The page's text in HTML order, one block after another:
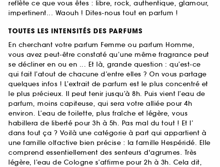
reflète ce que vous êtes : libre, rock, authentique, glamour,
impertinent... Waouh ! Dites-nous tout en parfum !
TOUTES LES INTENSITÉS DES PARFUMS
En cherchant votre parfum Femme ou parfum Homme,
vous avez peut-être constaté qu’une même fragrance peut
se décliner en ou en ... Et là, grande question : qu’est-ce
qui fait l’atout de chacune d’entre elles ? On vous partage
quelques infos ! L’extrait de parfum est le plus concentré et
le plus précieux. Il peut tenir jusqu’à 8h. Puis vient l’eau de
parfum, moins capiteuse, qui sera votre alliée pour 4h
environ. L’eau de toilette, plus fraîche et légère, vous
habillera de liberté pour 3h à 5h. Pas mal du tout ! Et l’
dans tout ça ? Voilà une catégorie à part qui appartient à
une famille olfactive bien précise : la famille Hespéridé. Elle
comprend essentiellement des senteurs d'agrumes. Très
légère, l’eau de Cologne s’affirme pour 2h à 3h. Cela dit,